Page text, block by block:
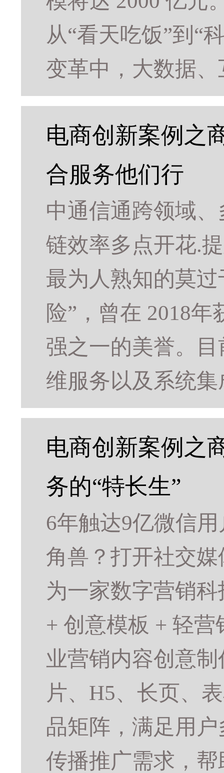
从“看天吃饭”到“
变革中，大数据
电商创新案例之
合服务他们行
中通信通跨领域
链效率多点开花.
最为人熟知的莫过
险”，曾在 2018
强之一的美誉。
维服务以及系统
电商创新案例之
务的“特长生”
6年触达9亿微信
角兽？打开社交
为一家数字营销
+ 创意模板 + 轻
业营销内容创意
片、H5、长页、
品矩阵，满足用
传播推广需求，